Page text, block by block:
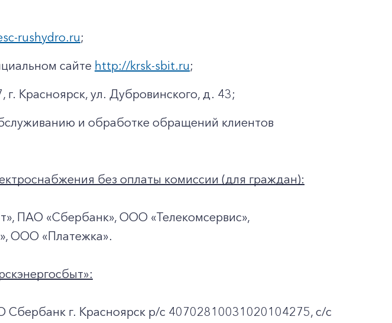
rushydro.ru;
сайте http://krsk-sbit.ru;
Красноярск, ул. Дубровинского, д. 43;
и обработке обращений клиентов
без оплаты комиссии (для граждан):
ПАО «Сбербанк», ООО «Телекомсервис»,
ООО «Платежка».
г. Красноярск p/c 40702810031020104275, с/с